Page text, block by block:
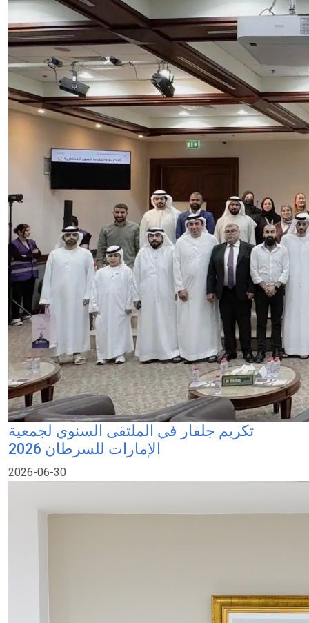
تكريم جلفار في الملتقى السنوي لجمعية
الإمارات للسرطان 2026
2026-06-30